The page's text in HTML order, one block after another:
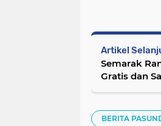
Artikel
Semarak
Gratis dan
BERITA